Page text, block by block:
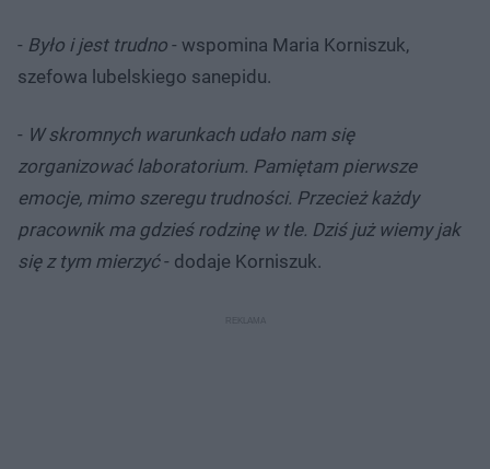
- Było i jest trudno - wspomina Maria Korniszuk,
szefowa lubelskiego sanepidu.
- W skromnych warunkach udało nam się
zorganizować laboratorium. Pamiętam pierwsze
emocje, mimo szeregu trudności. Przecież każdy
pracownik ma gdzieś rodzinę w tle. Dziś już wiemy jak
się z tym mierzyć- dodaje Korniszuk.